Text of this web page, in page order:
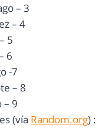
– 3
– 4
5
6
-7
– 8
– 9
(vía Random.org) :